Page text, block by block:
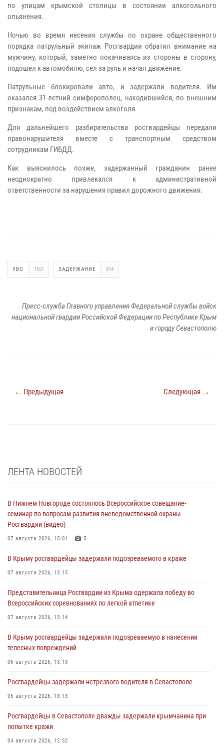
по улицам крымской столицы в состоянии алкогольного
опьянения.
Ночью во время несения службы по охране общественного
порядка патрульный экипаж Росгвардии обратил внимание на
мужчину, который, заметно покачиваясь из стороны в сторону,
подошел к автомобилю, сел за руль и начал движение.
Патрульные блокировали авто, и задержали водителя. Им
оказался 31-летний симферополец, находившийся, по внешним
признакам, под воздействием алкоголя.
Для дальнейшего разбирательства росгвардейцы передали
правонарушителя вместе с транспортным средством
сотрудникам ГИБДД.
Как выяснилось позже, задержанный гражданин ранее
неоднократно привлекался к административной
ответственности за нарушения правил дорожного движения.
УВО 1551 ЗАДЕРЖАНИЕ 914
Пресс-служба Главного управления Федеральной службы войск
национальной гвардии Российской Федерации по Республике Крым
и городу Севастополю
← Предыдущая Следующая →
ЛЕНТА НОВОСТЕЙ
В Нижнем Новгороде состоялось Всероссийское совещание-
семинар по вопросам развития вневедомственной охраны
Росгвардии (видео)
07 августа 2026, 15:01 5
В Крыму росгвардейцы задержали подозреваемого в краже
07 августа 2026, 13:15
Представительница Росгвардии из Крыма одержала победу во
Всероссийских соревнованиях по легкой атлетике
07 августа 2026, 13:14
В Крыму росгвардейцы задержали подозреваемую в нанесении
телесных повреждений
06 августа 2026, 13:13
Росгвардейцы задержали нетрезвого водителя в Севастополе
05 августа 2026, 13:13
Росгвардейцы в Севастополе дважды задержали крымчанина при
попытке кражи
04 августа 2026, 12:52